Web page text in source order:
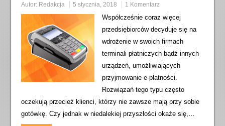
Autor: Redakcja 5 stycznia, 2018 1 Komentarz
Współcześnie coraz więcej
przedsiębiorców decyduje się na
wdrożenie w swoich firmach
terminali płatniczych bądź innych
urządzeń, umożliwiających
przyjmowanie e-płatności.
Rozwiązań tego typu często
oczekują przecież klienci, którzy nie zawsze mają przy sobie
gotówkę. Czy jednak w niedalekiej przyszłości okaże się,…